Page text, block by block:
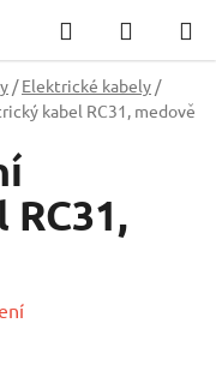
Hledat
KOŠÍK
/ Elektrické kabely /
kabel RC31, medově